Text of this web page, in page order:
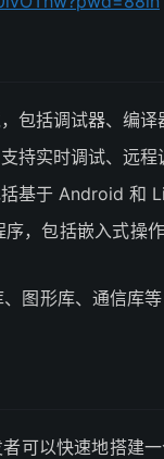
括调试器、编译
实时调试、远程
于 Android 和
，包括嵌入式操
图形库、通信库
以快速地搭建